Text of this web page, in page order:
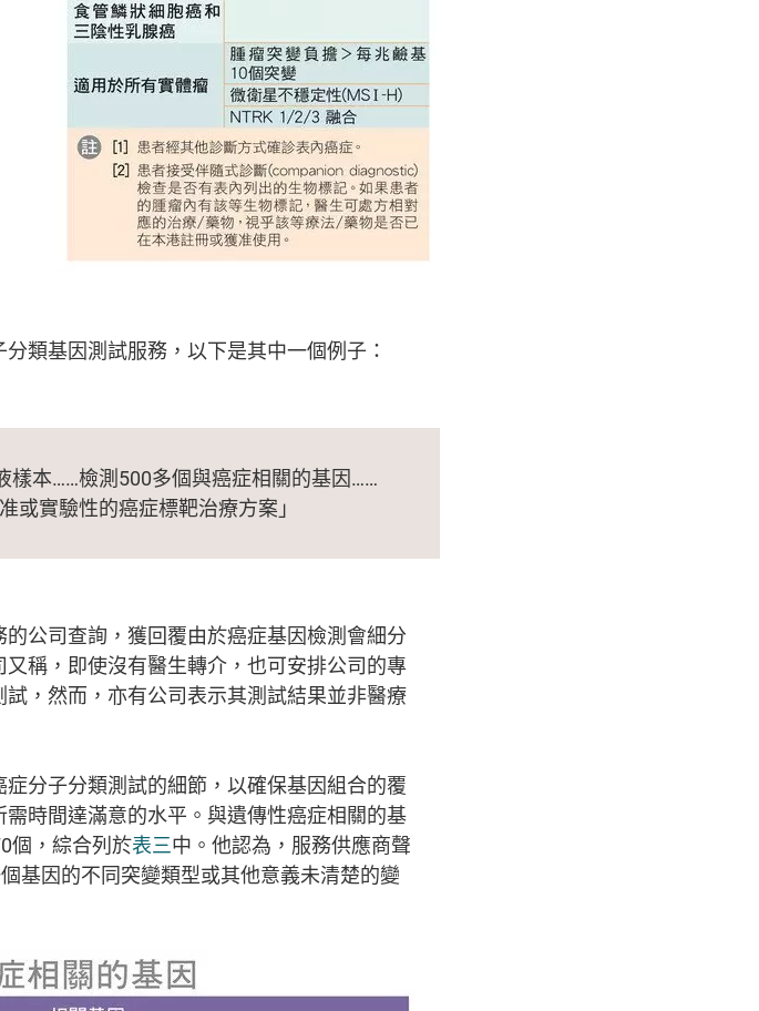
類基因測試服務，以下是其中一個例子：
樣本……檢測500多個與癌症相關的基因……
或實驗性的癌症標靶治療方案」
公司查詢，獲回覆由於癌症基因檢測會細分
稱，即使沒有醫生轉介，也可安排公司的專
，然而，亦有公司表示其測試結果並非醫療
分子分類測試的細節，以確保基因組合的覆
時間達滿意的水平。與遺傳性癌症相關的基
個，綜合列於表三中。他認為，服務供應商聲
基因的不同突變類型或其他意義未清楚的變